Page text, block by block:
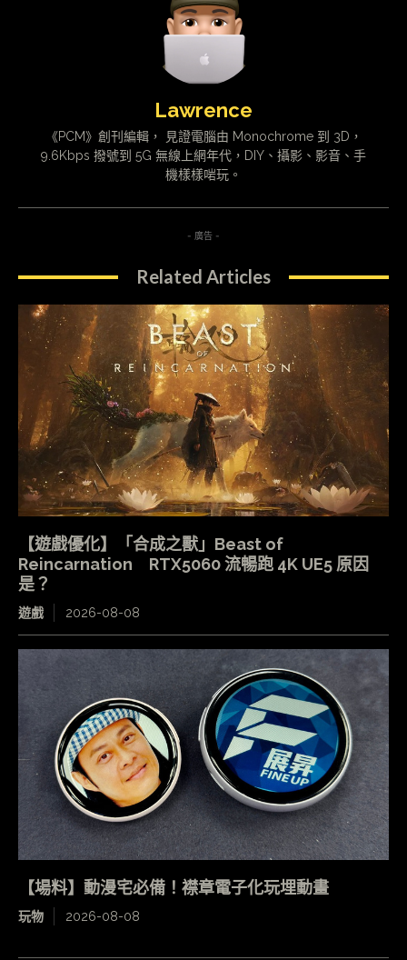
Lawrence
《PCM》創刊編輯， 見證電腦由 Monochrome 到 3D，
9.6Kbps 撥號到 5G 無線上網年代，DIY、攝影、影音、手
機樣樣啱玩。
- 廣告 -
Related Articles
【遊戲優化】「合成之獸」Beast of
Reincarnation RTX5060 流暢跑 4K UE5 原因
是？
遊戲 2026-08-08
【場料】動漫宅必備！襟章電子化玩埋動畫
玩物 2026-08-08